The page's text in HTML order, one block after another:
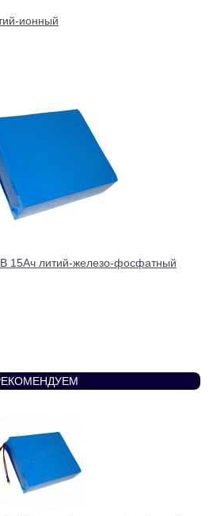
ионный
15Ач литий-железо-фосфатный